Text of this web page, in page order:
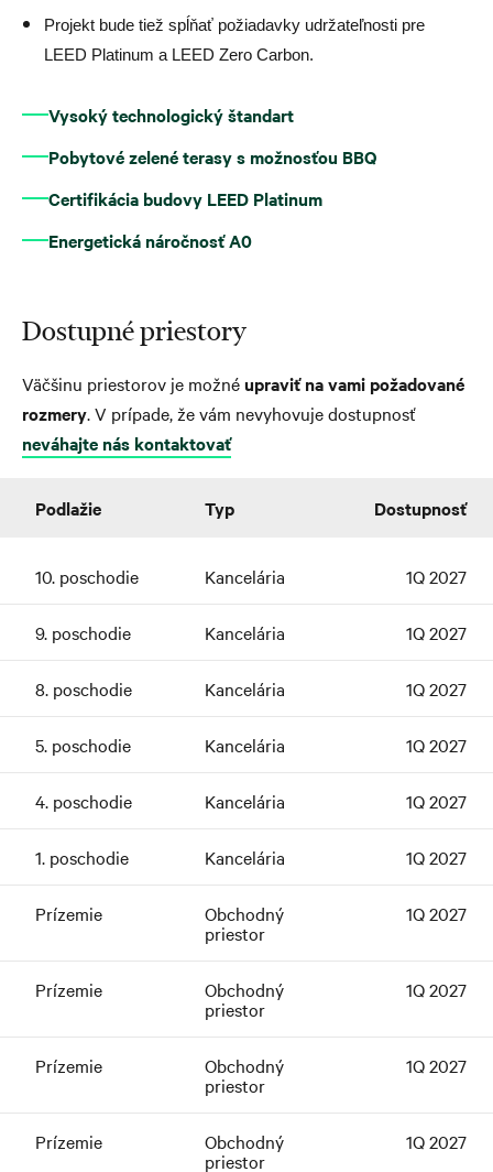
Projekt bude tiež spĺňať požiadavky udržateľnosti pre
LEED Platinum a LEED Zero Carbon.
Vysoký technologický štandart
Pobytové zelené terasy s možnosťou BBQ
Certifikácia budovy LEED Platinum
Energetická náročnosť A0
Dostupné priestory
Väčšinu priestorov je možnéupraviť na vami požadované
rozmery. V prípade, že vám nevyhovuje dostupnosť
neváhajte nás kontaktovať
Podlažie Typ Dostupnosť
10. poschodie Kancelária 1Q 2027
9. poschodie Kancelária 1Q 2027
8. poschodie Kancelária 1Q 2027
5. poschodie Kancelária 1Q 2027
4. poschodie Kancelária 1Q 2027
1. poschodie Kancelária 1Q 2027
Prízemie
Obchodný
priestor
1Q 2027
Prízemie
Obchodný
priestor
1Q 2027
Prízemie
Obchodný
priestor
1Q 2027
Prízemie
Obchodný
priestor
1Q 2027